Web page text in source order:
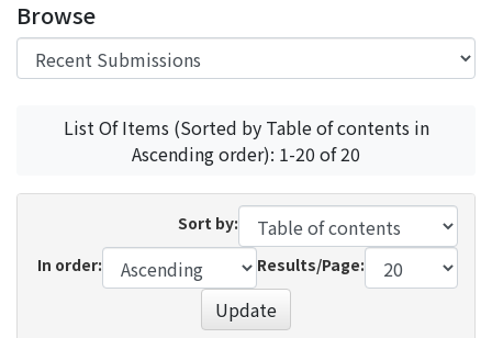
Browse
List Of Items (Sorted by Table of contents in
Ascending order): 1-20 of 20
Sort by:
In order:
Results/Page:
Update